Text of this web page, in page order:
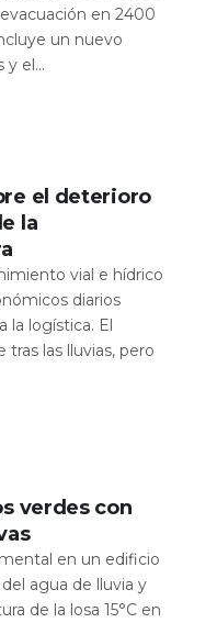
en 2400
un nuevo
el...
el deterioro
la
vial e hídrico
diarios
la logística. El
tras las lluvias, pero
verdes con
en un edificio
agua de lluvia y
de la losa 15°C en